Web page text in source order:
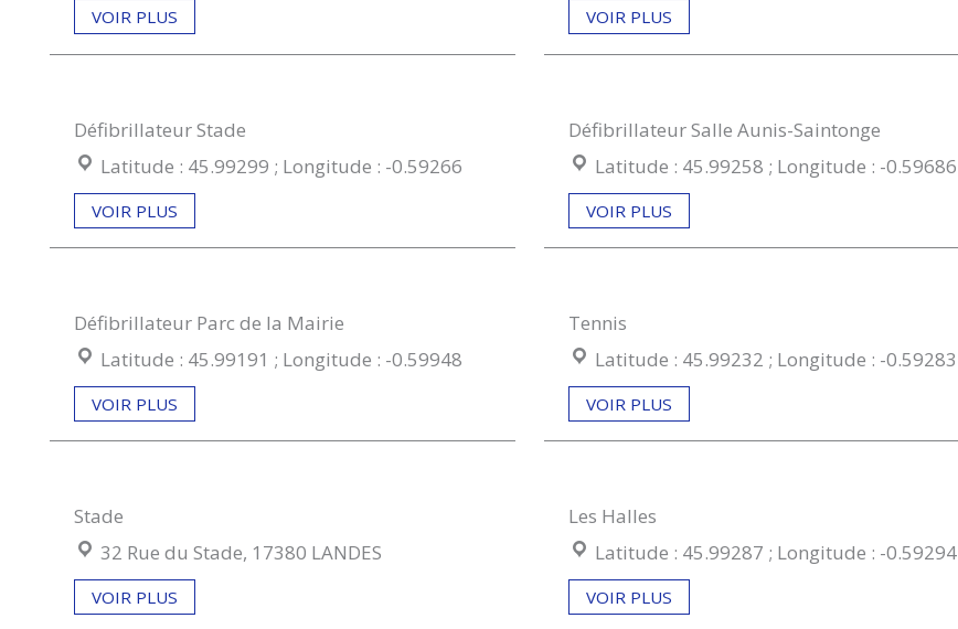
VOIR PLUS VOIR PLUS
Défibrillateur Stade
Coordonées géographiques :
Latitude : 45.99299 ; Longitude : -0.59266
VOIR PLUS
Défibrillateur Salle Aunis-Saintonge
Coordonées géographiques :
Latitude : 45.99258 ; Longitude : -0.59686
VOIR PLUS
Défibrillateur Parc de la Mairie
Coordonées géographiques :
Latitude : 45.99191 ; Longitude : -0.59948
VOIR PLUS
Tennis
Coordonées géographiques :
Latitude : 45.99232 ; Longitude : -0.59283
VOIR PLUS
Stade
Localisation :
32 Rue du Stade, 17380 LANDES
VOIR PLUS
Les Halles
Coordonées géographiques :
Latitude : 45.99287 ; Longitude : -0.59294
VOIR PLUS